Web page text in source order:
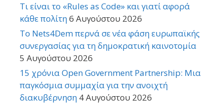
Τι είναι το «Rules as Code» και γιατί αφορά
κάθε πολίτη6 Αυγούστου 2026
Το Nets4Dem περνά σε νέα φάση ευρωπαϊκής
συνεργασίας για τη δημοκρατική καινοτομία
5 Αυγούστου 2026
15 χρόνια Open Government Partnership: Μια
παγκόσμια συμμαχία για την ανοιχτή
διακυβέρνηση 4 Αυγούστου 2026